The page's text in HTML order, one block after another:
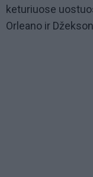
keturiuose
Orleano ir